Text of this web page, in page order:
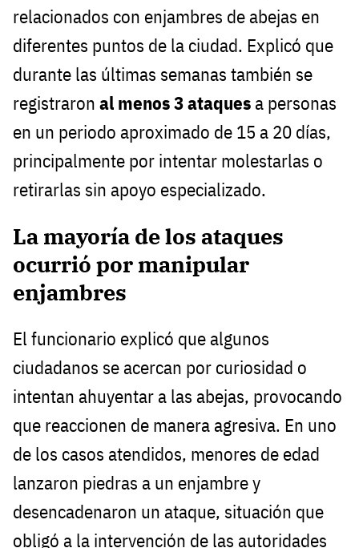
relacionados con enjambres de abejas en
diferentes puntos de la ciudad. Explicó que
durante las últimas semanas también se
registraron al menos 3 ataques a personas
en un periodo aproximado de 15 a 20 días,
principalmente por intentar molestarlas o
retirarlas sin apoyo especializado.
La mayoría de los ataques
ocurrió por manipular
enjambres
El funcionario explicó que algunos
ciudadanos se acercan por curiosidad o
intentan ahuyentar a las abejas, provocando
que reaccionen de manera agresiva. En uno
de los casos atendidos, menores de edad
lanzaron piedras a un enjambre y
desencadenaron un ataque, situación que
obligó a la intervención de las autoridades